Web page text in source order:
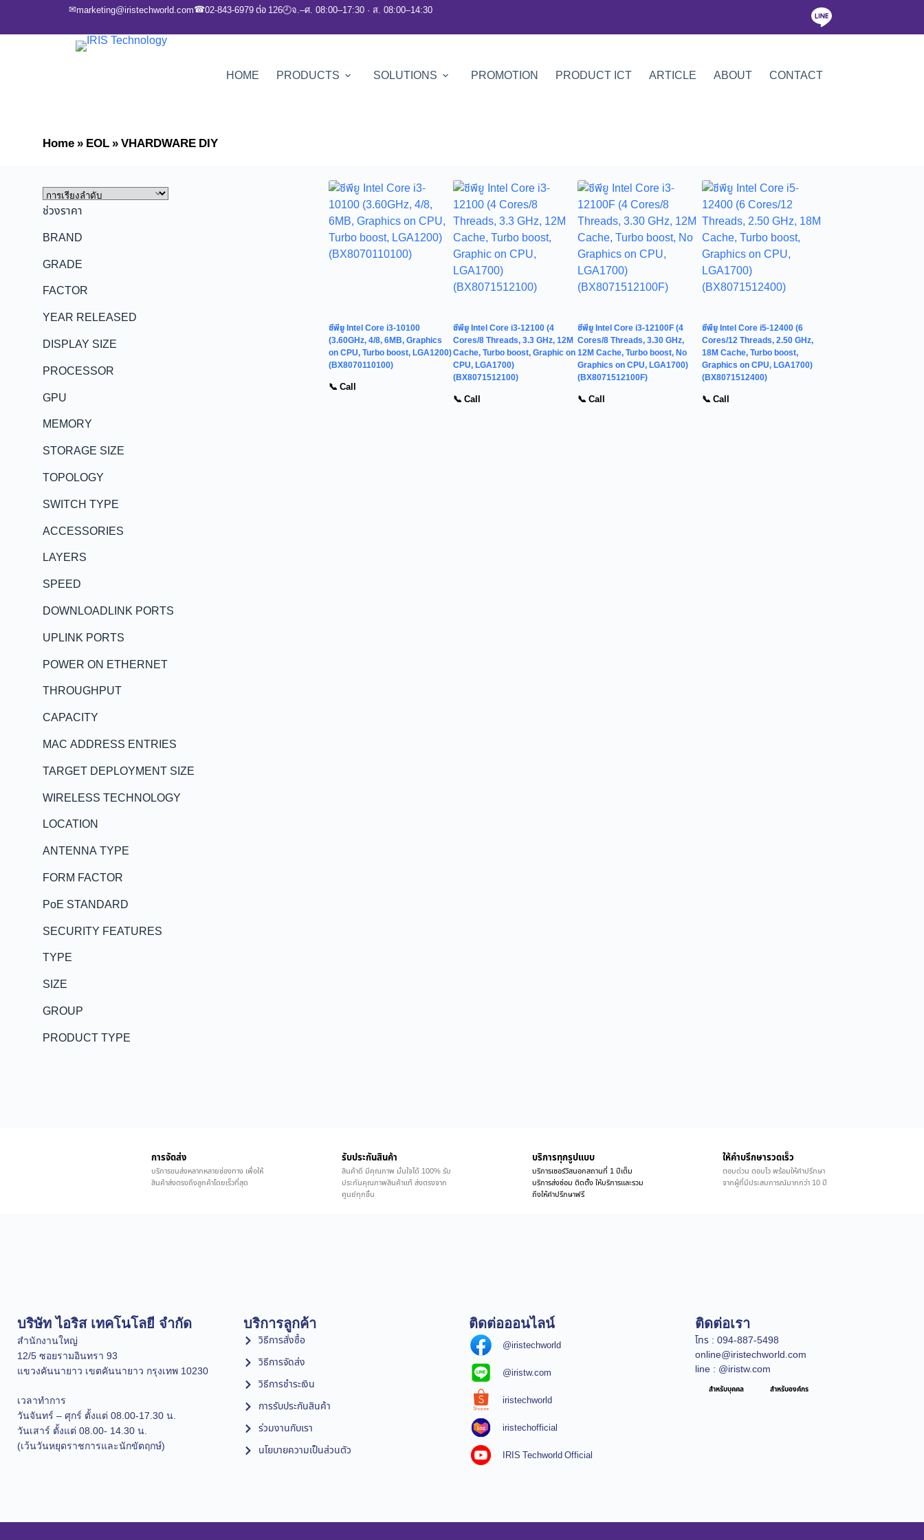
✉marketing@iristechworld.com☎02-843-6979 ต่อ 126🕘จ.–ศ. 08:00–17:30 · ส. 08:00–14:30
HOME PRODUCTS SOLUTIONS PROMOTION PRODUCT ICT ARTICLE ABOUT CONTACT
Home»EOL»VHARDWARE DIY
ช่วงราคา
BRAND
GRADE
FACTOR
YEAR RELEASED
DISPLAY SIZE
PROCESSOR
GPU
MEMORY
STORAGE SIZE
TOPOLOGY
SWITCH TYPE
ACCESSORIES
LAYERS
SPEED
DOWNLOADLINK PORTS
UPLINK PORTS
POWER ON ETHERNET
THROUGHPUT
CAPACITY
MAC ADDRESS ENTRIES
TARGET DEPLOYMENT SIZE
WIRELESS TECHNOLOGY
LOCATION
ANTENNA TYPE
FORM FACTOR
PoE STANDARD
SECURITY FEATURES
TYPE
SIZE
GROUP
PRODUCT TYPE
ซีพียู Intel Core i3-10100
(3.60GHz, 4/8, 6MB, Graphics
on CPU, Turbo boost, LGA1200)
(BX8070110100)
📞 Call
ซีพียู Intel Core i3-12100 (4
Cores/8 Threads, 3.3 GHz, 12M
Cache, Turbo boost, Graphic on
CPU, LGA1700)
(BX8071512100)
📞 Call
ซีพียู Intel Core i3-12100F (4
Cores/8 Threads, 3.30 GHz,
12M Cache, Turbo boost, No
Graphics on CPU, LGA1700)
(BX8071512100F)
📞 Call
ซีพียู Intel Core i5-12400 (6
Cores/12 Threads, 2.50 GHz,
18M Cache, Turbo boost,
Graphics on CPU, LGA1700)
(BX8071512400)
📞 Call
การจัดส่ง
บริการขนส่งหลากหลายช่องทาง เพื่อให้
สินค้าส่งตรงถึงลูกค้าโดยเร็วที่สุด
รับประกันสินค้า
สินค้าดี มีคุณภาพ มั่นใจได้ 100% รับ
ประกันคุณภาพสินค้าแท้ ส่งตรงจาก
ศูนย์ทุกชิ้น
บริการทุกรูปแบบ
บริการเซอร์วิสนอกสถานที่ 1 ปีเต็ม
บริการส่งซ่อม ติดตั้ง ให้บริการและรวม
ถึงให้คำปรึกษาฟรี
ให้คำบรึกษารวดเร็ว
ตอบด่วน ตอบไว พร้อมให้คำปรึกษา
จากผู้ที่มีประสบการณ์มากกว่า 10 ปี
บริษัท ไอริส เทคโนโลยี จำกัด
สำนักงานใหญ่
12/5 ซอยรามอินทรา 93
แขวงคันนายาว เขตคันนายาว กรุงเทพ 10230
เวลาทำการ
วันจันทร์ – ศุกร์ ตั้งแต่ 08.00-17.30 น.
วันเสาร์ ตั้งแต่ 08.00- 14.30 น.
(เว้นวันหยุดราชการและนักขัตฤกษ์)
บริการลูกค้า
วิธีการสั่งซื้อ
วิธีการจัดส่ง
วิธีการชำระเงิน
การรับประกันสินค้า
ร่วมงานกับเรา
นโยบายความเป็นส่วนตัว
ติดต่อออนไลน์
@iristechworld
@iristw.com
iristechworld
iristechofficial
IRIS Techworld Official
ติดต่อเรา
โทร : 094-887-5498
online@iristechworld.com
line : @iristw.com
สำหรับบุคคล สำหรับองค์กร